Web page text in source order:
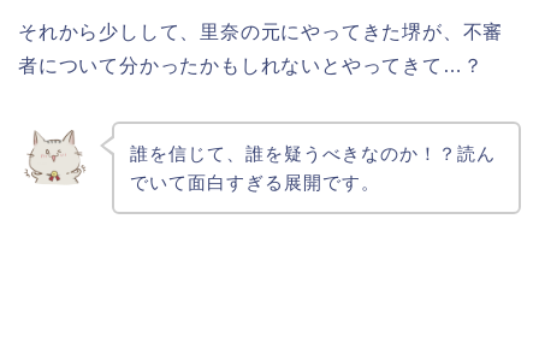
それから少しして、里奈の元にやってきた堺が、不審
者について分かったかもしれないとやってきて…？
誰を信じて、誰を疑うべきなのか！？読ん
でいて面白すぎる展開です。